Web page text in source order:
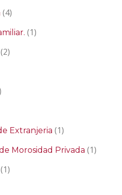
(4)
(1)
(2)
Extranjeria (1)
Morosidad Privada (1)